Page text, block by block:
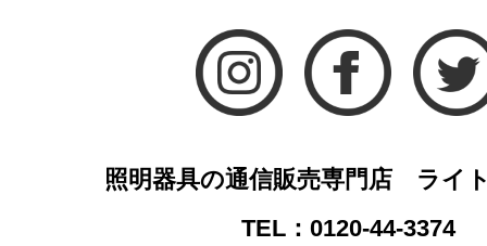
照明器具の通信販売専門店 ライ
TEL：0120-44-3374